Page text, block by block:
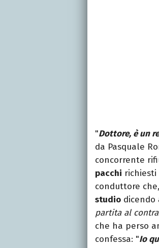
"Dottore, è un
da Pasquale
concorrente
pacchi richiesti
conduttore
studio dicendo
partita al
che ha perso
confessa: "Io